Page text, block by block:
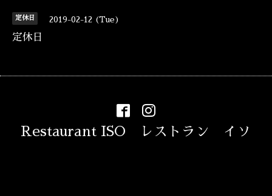
定休日 2019-02-12 (Tue)
定休日
Restaurant ISO レストラン イソ